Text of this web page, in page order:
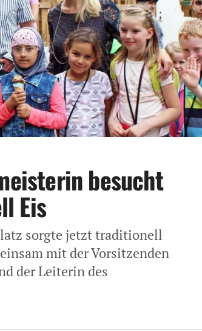
besucht
Eis
sorgte jetzt traditionell
mit der Vorsitzenden
der Leiterin des